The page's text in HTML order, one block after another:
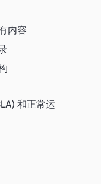
内容
和正常运